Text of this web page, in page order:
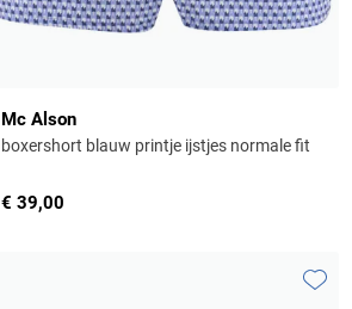
Mc Alson
boxershort blauw printje ijstjes normale fit
€ 39,00